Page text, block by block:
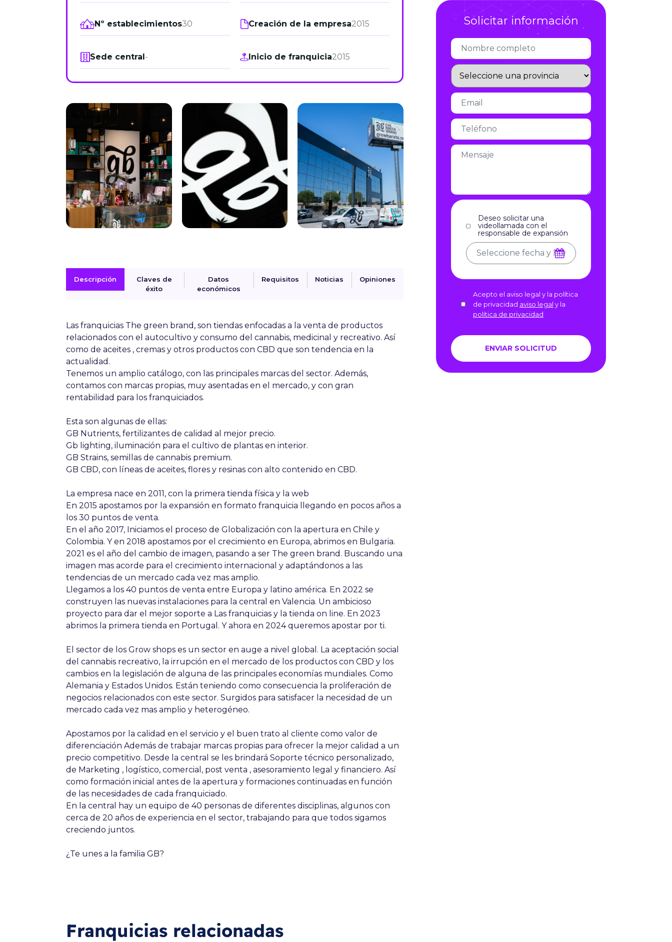
2026 -22 de octubre
05 de noviembre
VER MÁS
Infórmate
Nº establecimientos30 Creación de la empresa2015
Sede central- Inicio de franquicia2015
Descripción
Claves de
éxito
Datos
económicos
Requisitos Noticias Opiniones
Las franquicias The green brand, son tiendas enfocadas a la venta de productos
relacionados con el autocultivo y consumo del cannabis, medicinal y recreativo. Así
como de aceites , cremas y otros productos con CBD que son tendencia en la
actualidad.
Tenemos un amplio catálogo, con las principales marcas del sector. Además,
contamos con marcas propias, muy asentadas en el mercado, y con gran
rentabilidad para los franquiciados.
Esta son algunas de ellas:
GB Nutrients, fertilizantes de calidad al mejor precio.
Gb lighting, iluminación para el cultivo de plantas en interior.
GB Strains, semillas de cannabis premium.
GB CBD, con líneas de aceites, flores y resinas con alto contenido en CBD.
La empresa nace en 2011, con la primera tienda física y la web
En 2015 apostamos por la expansión en formato franquicia llegando en pocos años a
los 30 puntos de venta.
En el año 2017, Iniciamos el proceso de Globalización con la apertura en Chile y
Colombia. Y en 2018 apostamos por el crecimiento en Europa, abrimos en Bulgaria.
2021 es el año del cambio de imagen, pasando a ser The green brand. Buscando una
imagen mas acorde para el crecimiento internacional y adaptándonos a las
tendencias de un mercado cada vez mas amplio.
Llegamos a los 40 puntos de venta entre Europa y latino américa. En 2022 se
construyen las nuevas instalaciones para la central en Valencia. Un ambicioso
proyecto para dar el mejor soporte a Las franquicias y la tienda on line. En 2023
abrimos la primera tienda en Portugal. Y ahora en 2024 queremos apostar por ti.
El sector de los Grow shops es un sector en auge a nivel global. La aceptación social
del cannabis recreativo, la irrupción en el mercado de los productos con CBD y los
cambios en la legislación de alguna de las principales economías mundiales. Como
Alemania y Estados Unidos. Están teniendo como consecuencia la proliferación de
negocios relacionados con este sector. Surgidos para satisfacer la necesidad de un
mercado cada vez mas amplio y heterogéneo.
Apostamos por la calidad en el servicio y el buen trato al cliente como valor de
diferenciación Además de trabajar marcas propias para ofrecer la mejor calidad a un
precio competitivo. Desde la central se les brindará Soporte técnico personalizado,
de Marketing , logístico, comercial, post venta , asesoramiento legal y financiero. Así
como formación inicial antes de la apertura y formaciones continuadas en función
de las necesidades de cada franquiciado.
En la central hay un equipo de 40 personas de diferentes disciplinas, algunos con
cerca de 20 años de experiencia en el sector, trabajando para que todos sigamos
creciendo juntos.
¿Te unes a la familia GB?
Franquicias relacionadas
Solicitar información
Deseo solicitar una
videollamada con el
responsable de expansión
Acepto el aviso legal y la política
de privacidad aviso legal y la
política de privacidad